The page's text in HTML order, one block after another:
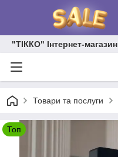
"ТІККО" Інтернет-магазин
Товари та послуги
Топ